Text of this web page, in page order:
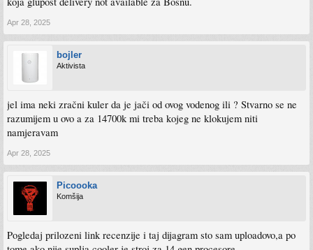
Apr 28, 2025
bojler
Aktivista
jel ima neki zračni kuler da je jači od ovog vodenog ili ? Stvarno se ne
razumijem u ovo a za 14700k mi treba kojeg ne klokujem niti
namjeravam
Apr 28, 2025
Picoooka
Komšija
Pogledaj prilozeni link recenzije i taj dijagram sto sam uploadovo,a po